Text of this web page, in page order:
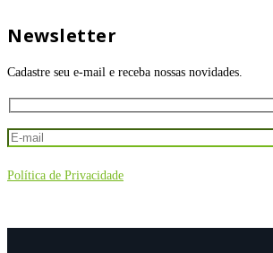
Newsletter
Cadastre seu e-mail e receba nossas novidades.
Política de Privacidade